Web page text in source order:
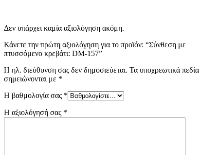
Δεν υπάρχει καμία αξιολόγηση ακόμη.
Κάνετε την πρώτη αξιολόγηση για το προϊόν: “Σύνθεση με
πτυσσόμενο κρεβάτι: DM-157”
Η ηλ. διεύθυνση σας δεν δημοσιεύεται. Τα υποχρεωτικά πεδία
σημειώνονται με *
Η βαθμολογία σας *
Η αξιολόγησή σας *